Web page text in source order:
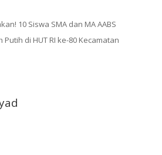
10 Siswa SMA dan MA AABS
di HUT RI ke-80 Kecamatan